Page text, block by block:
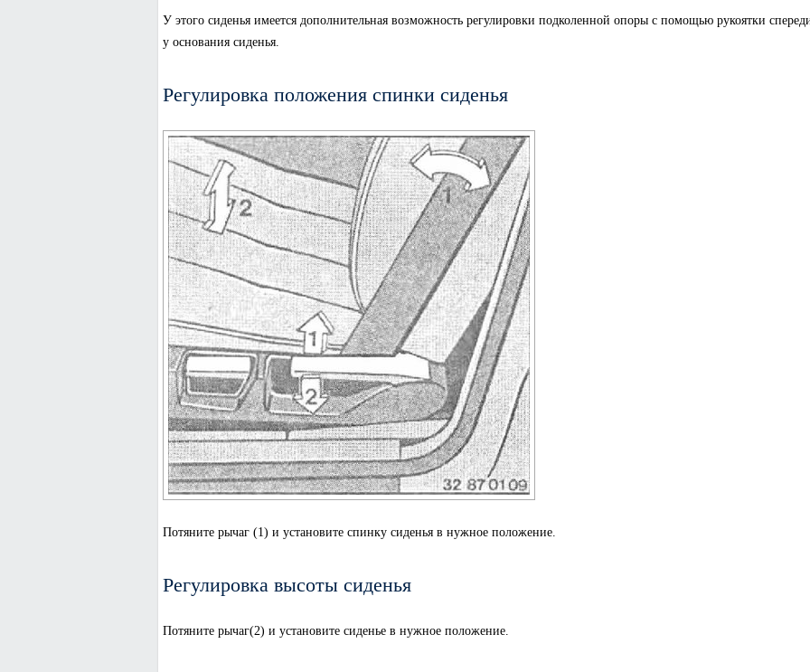
У этого сиденья имеется дополнительная возможность регулировки подколенной опоры с помощью рукоятки
у основания сиденья.
Регулировка положения спинки сиденья
Потяните рычаг (1) и установите спинку сиденья в нужное положение.
Регулировка высоты сиденья
Потяните рычаг(2) и установите сиденье в нужное положение.